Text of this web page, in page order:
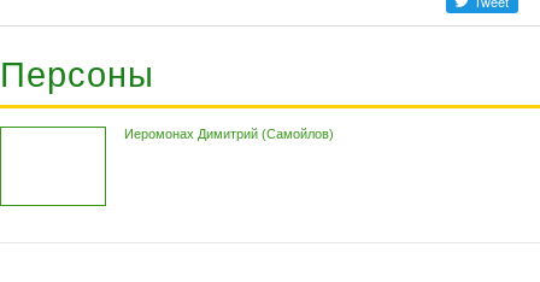
Персоны
Иеромонах Димитрий (Самойлов)